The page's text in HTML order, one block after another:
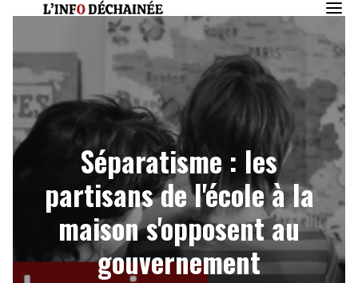
Séparatisme : les
partisans de l'école à la
maison s'opposent au
gouvernement